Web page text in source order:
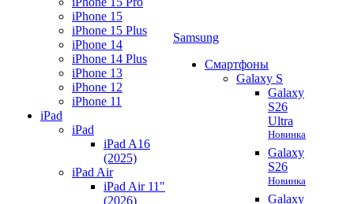
iPhone 15
iPhone 15 Plus
iPhone 14
iPhone 14 Plus
iPhone 13
iPhone 12
iPhone 11
iPad
iPad
iPad A16
(2025)
iPad Air
iPad Air 11"
(2026)
Samsung
Смартфоны
Galaxy S
Galaxy
S26
Ultra
Новинка
Galaxy
S26
Новинка
Galaxy